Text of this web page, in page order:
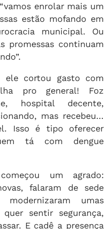
enrolar mais um
estão mofando em
municipal. Ou
promessas continuam
ele cortou gasto com
pro general! Foz
hospital decente,
mas recebeu…
Isso é tipo oferecer
tá com dengue
um agrado:
falaram de sede
umas
sentir segurança,
E cadê a presença